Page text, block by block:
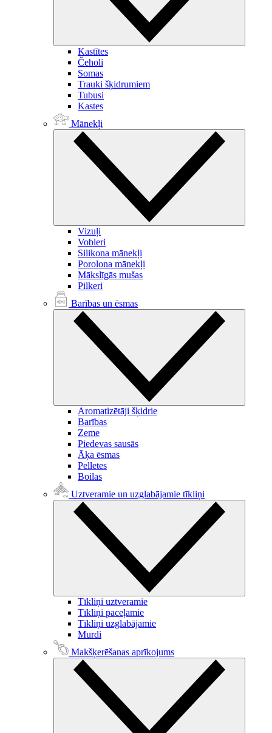
Kastītes
Čeholi
Somas
Trauki šķidrumiem
Tubusi
Kastes
Mānekļi
Vizuļi
Vobleri
Silikona mānekļi
Porolona mānekļi
Mākslīgās mušas
Pilkeri
Barības un ēsmas
Aromatizētāji šķidrie
Barības
Zeme
Piedevas sausās
Āķa ēsmas
Pelletes
Boilas
Uztveramie un uzglabājamie tīkliņi
Tīkliņi uztveramie
Tīkliņi paceļamie
Tīkliņi uzglabājamie
Murdi
Makšķerēšanas aprīkojums